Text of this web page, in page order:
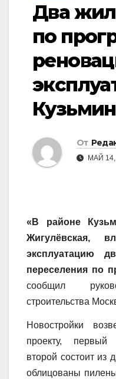
Два
по
От
МАЙ 14,
«В районе
Жигулёвская,
эксплуатацию
переселения по
сообщил
строительства
Новостройки
проекту, первый
второй состоит из
облицованы